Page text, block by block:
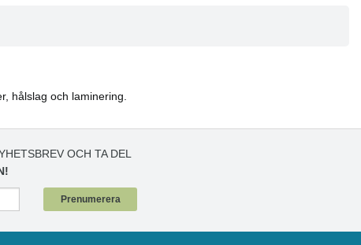
hålslag och laminering.
OCH TA DEL
Prenumerera